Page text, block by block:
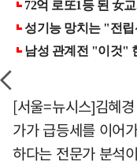
[서울=뉴시스]김혜
가가 급등세를 이어
하다는 전문가 분석